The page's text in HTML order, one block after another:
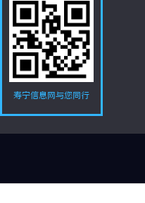
寿宁信息网与您同行